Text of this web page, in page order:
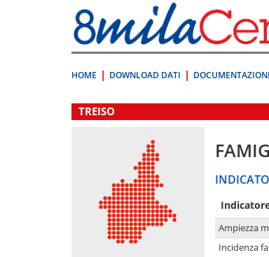
direttamente
a:
Contenuto
HOME DOWNLOAD DATI
.
TREISO
Ampiezza
Incidenza